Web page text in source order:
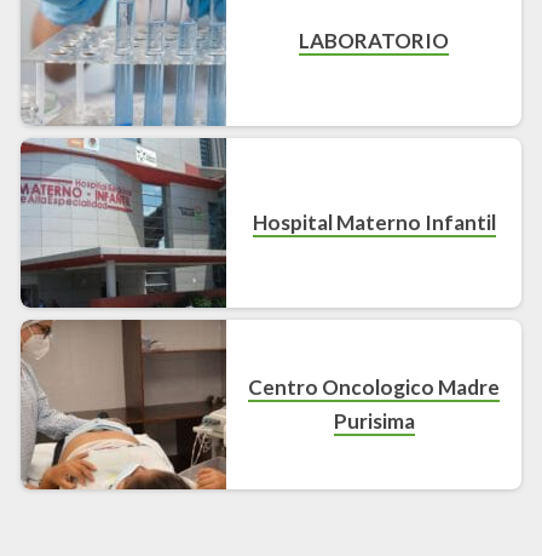
LABORATORIO
Hospital Materno Infantil
Centro Oncologico Madre
Purisima